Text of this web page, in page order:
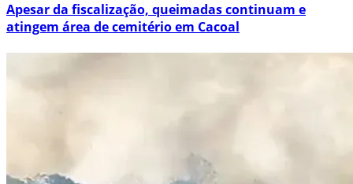
Apesar da fiscalização, queimadas continuam e
atingem área de cemitério em Cacoal